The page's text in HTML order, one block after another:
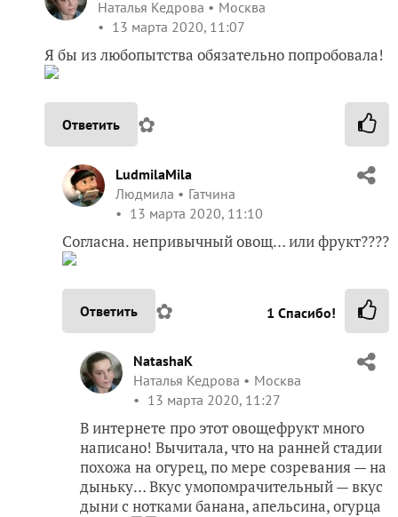
Наталья Кедрова
Москва
13 марта 2020, 11:07
Я бы из любопытства обязательно попробовала!
Ответить ✿
LudmilaMila
Людмила
Гатчина
13 марта 2020, 11:10
Согласна. непривычный овощ… или фрукт????
Ответить ✿ 1 Спасибо!
NatashaK
Наталья Кедрова
Москва
13 марта 2020, 11:27
В интернете про этот овощефрукт много
написано! Вычитала, что на ранней стадии
похожа на огурец, по мере созревания — на
дыньку… Вкус умопомрачительный — вкус
дыни с нотками банана, апельсина, огурца